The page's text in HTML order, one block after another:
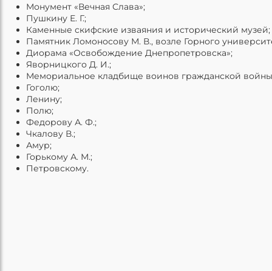
Монумент «Вечная Слава»;
Пушкину Е. Г.;
Каменные скифские изваяния и исторический музей;
Памятник Ломоносову М. В., возле Горного
Диорама «Освобождение Днепропетровска»;
Яворницкого Д. И.;
Мемориальное кладбище воинов гражданской
Гоголю;
Ленину;
Полю;
Федорову А. Ф.;
Чкалову В.;
Амур;
Горькому А. М.;
Петровскому.